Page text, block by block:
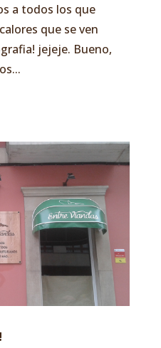
a todos los que
que se ven
jejeje. Bueno,